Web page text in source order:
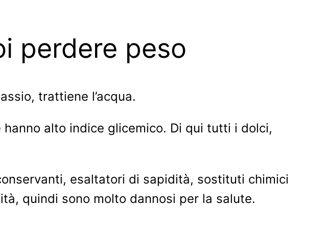
perdere peso
trattiene l’acqua.
hanno alto indice glicemico. Di qui tutti i dolci,
esaltatori di sapidità, sostituti chimici
quindi sono molto dannosi per la salute.